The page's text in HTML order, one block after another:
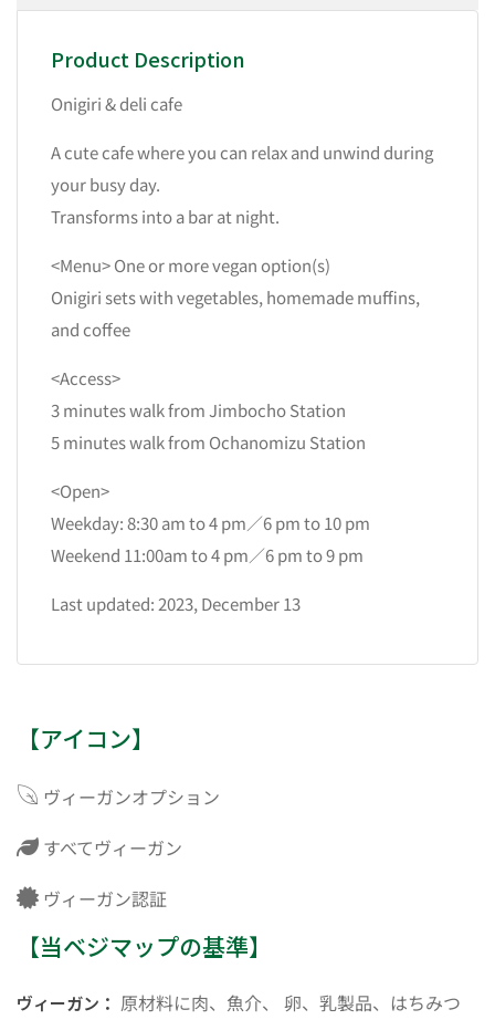
Product Description
Onigiri & deli cafe
A cute cafe where you can relax and unwind during
your busy day.
Transforms into a bar at night.
<Menu> One or more vegan option(s)
Onigiri sets with vegetables, homemade muffins,
and coffee
<Access>
3 minutes walk from Jimbocho Station
5 minutes walk from Ochanomizu Station
<Open>
Weekday: 8:30 am to 4 pm／6 pm to 10 pm
Weekend 11:00am to 4 pm／6 pm to 9 pm
Last updated: 2023, December 13
【アイコン】
ヴィーガンオプション
すべてヴィーガン
ヴィーガン認証
【当ベジマップの基準】
ヴィーガン： 原材料に肉、魚介、 卵、乳製品、はちみつ